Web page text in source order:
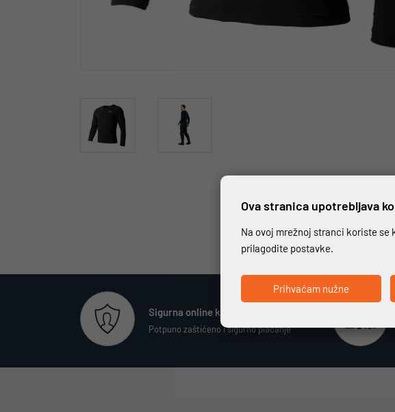
Sigurna online kupovina
Potpuno zaštićeno i sigurno plaćanje
Ova stranica upotrebljava
Na ovoj mrežnoj stranci koriste se
prilagodite postavke.
Prihvaćam nužne